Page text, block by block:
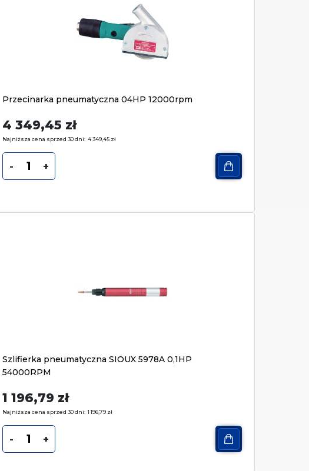
Przecinarka pneumatyczna 04HP 12000rpm
4 349,45 zł
Najniższa cena sprzed 30 dni: 4 349,45 zł
- +
Szlifierka pneumatyczna SIOUX 5978A 0,1HP
54000RPM
1 196,79 zł
Najniższa cena sprzed 30 dni:1 196,79 zł
- +